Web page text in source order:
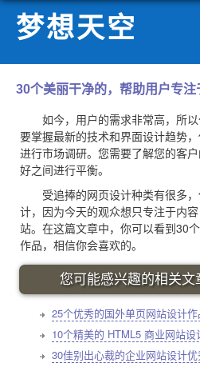
梦想天空
30个美丽干净的，帮助用户专
如今，用户的需求非常高，所以
要掌握最新的技术和界面设计趋势
进行市场调研。您需要了解您的客
好之间进行平衡。
受追捧的网页设计种类有很多，
计，因为今天的观众想只专注于内
站。在这篇文章中，你可以看到30
作品，相信你会喜欢的。
您可能感兴趣的相关文
25个优秀的国外单页网站设计
10个精美的 HTML5 商业网站设
30佳别出心裁的企业网站设计